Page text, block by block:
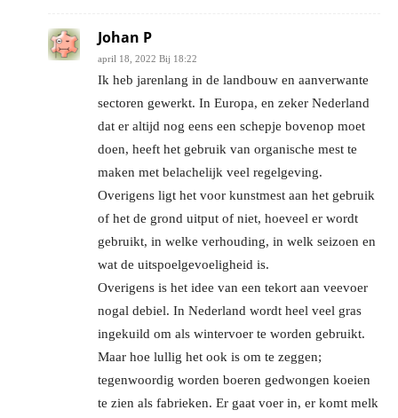
Johan P
april 18, 2022 Bij 18:22
Ik heb jarenlang in de landbouw en aanverwante
sectoren gewerkt. In Europa, en zeker Nederland
dat er altijd nog eens een schepje bovenop moet
doen, heeft het gebruik van organische mest te
maken met belachelijk veel regelgeving.
Overigens ligt het voor kunstmest aan het gebruik
of het de grond uitput of niet, hoeveel er wordt
gebruikt, in welke verhouding, in welk seizoen en
wat de uitspoelgevoeligheid is.
Overigens is het idee van een tekort aan veevoer
nogal debiel. In Nederland wordt heel veel gras
ingekuild om als wintervoer te worden gebruikt.
Maar hoe lullig het ook is om te zeggen;
tegenwoordig worden boeren gedwongen koeien
te zien als fabrieken. Er gaat voer in, er komt melk